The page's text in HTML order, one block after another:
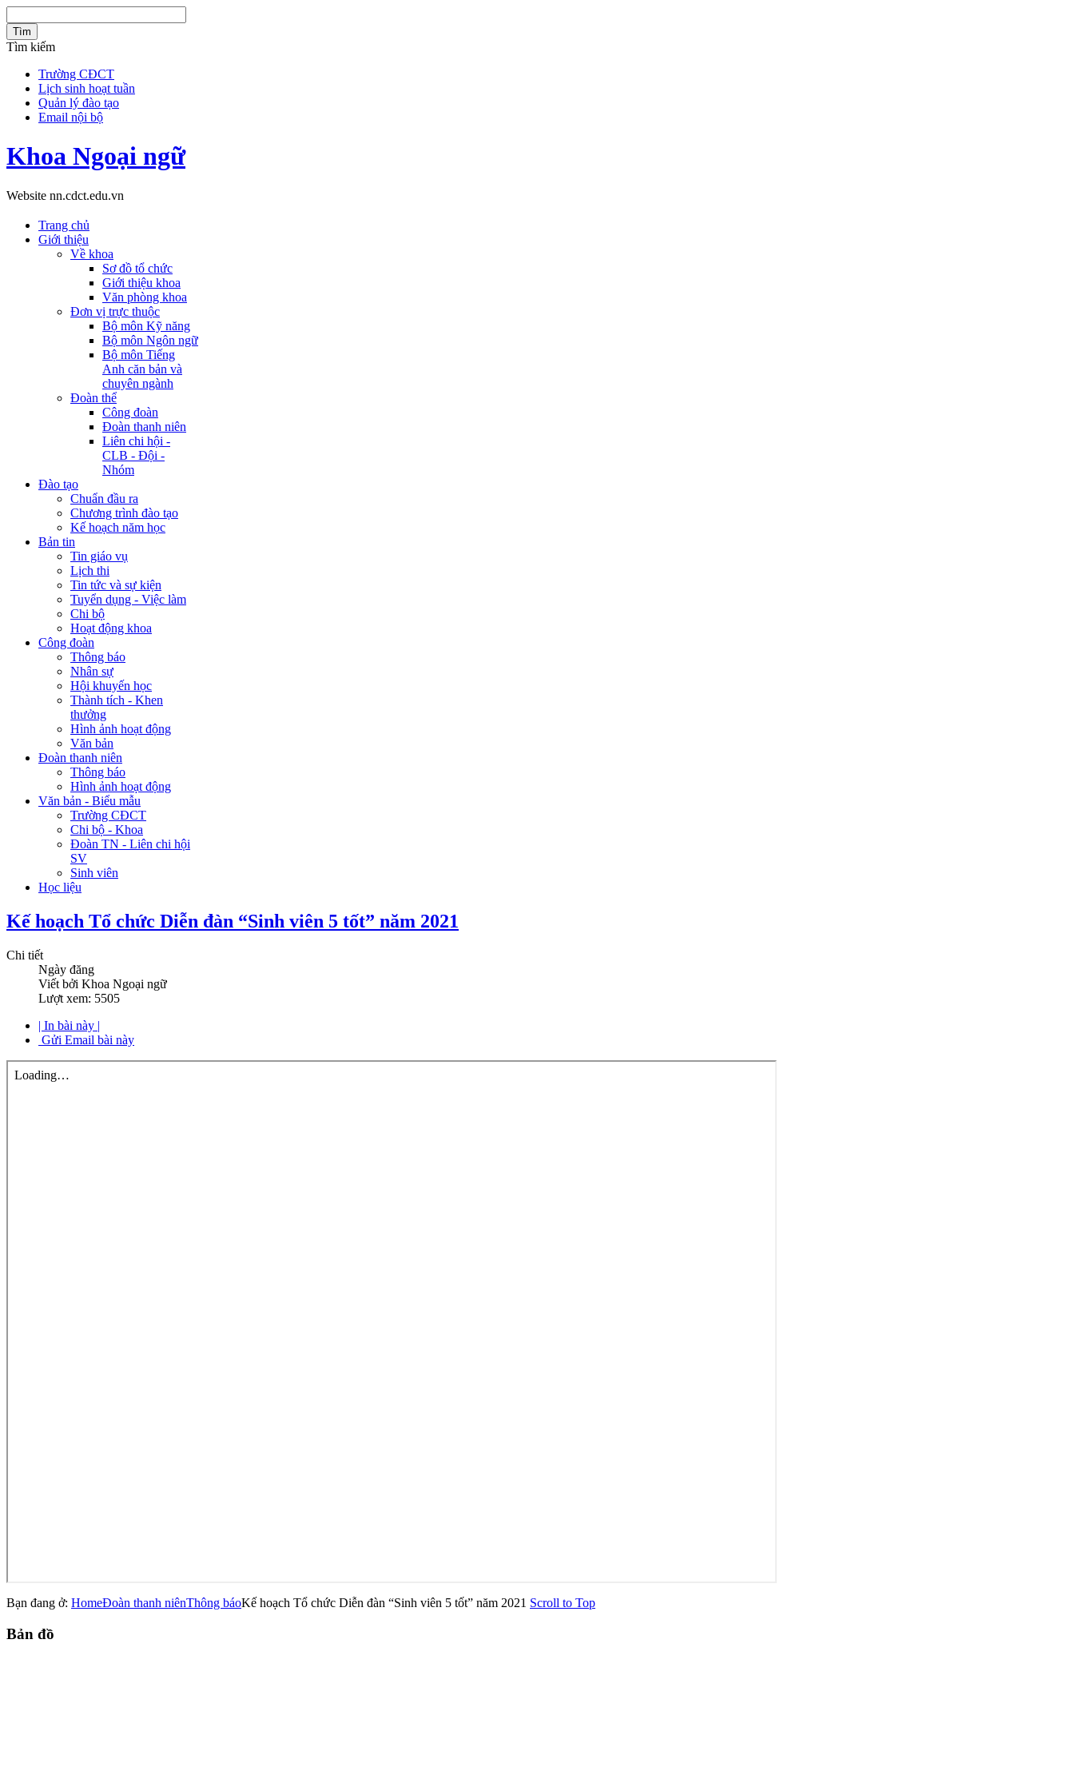
Tìm
Tìm kiếm
Trường CĐCT
Lịch sinh hoạt tuần
Quản lý đào tạo
Email nội bộ
Khoa Ngoại ngữ
Website nn.cdct.edu.vn
Trang chủ
Giới thiệu
Về khoa
Sơ đồ tổ chức
Giới thiệu khoa
Văn phòng khoa
Đơn vị trực thuộc
Bộ môn Kỹ năng
Bộ môn Ngôn ngữ
Bộ môn Tiếng
Anh căn bản và
chuyên ngành
Đoàn thể
Công đoàn
Đoàn thanh niên
Liên chi hội -
CLB - Đội -
Nhóm
Đào tạo
Chuẩn đầu ra
Chương trình đào tạo
Kế hoạch năm học
Bản tin
Tin giáo vụ
Lịch thi
Tin tức và sự kiện
Tuyển dụng - Việc làm
Chi bộ
Hoạt động khoa
Công đoàn
Thông báo
Nhân sự
Hội khuyến học
Thành tích - Khen
thưởng
Hình ảnh hoạt động
Văn bản
Đoàn thanh niên
Thông báo
Hình ảnh hoạt động
Văn bản - Biểu mẫu
Trường CĐCT
Chi bộ - Khoa
Đoàn TN - Liên chi hội
SV
Sinh viên
Học liệu
Kế hoạch Tổ chức Diễn đàn “Sinh viên 5 tốt” năm 2021
Chi tiết
Ngày đăng
Viết bởi Khoa Ngoại ngữ
Lượt xem: 5505
| In bài này |
Gửi Email bài này
Bạn đang ở: HomeĐoàn thanh niênThông báoKế hoạch Tổ chức Diễn đàn “Sinh viên 5 tốt” năm 2021 Scroll to Top
Bản đồ